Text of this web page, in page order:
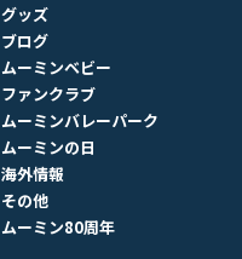
グッズ
ブログ
ムーミンベビー
ファンクラブ
ムーミンバレーパーク
ムーミンの日
海外情報
その他
ムーミン80周年